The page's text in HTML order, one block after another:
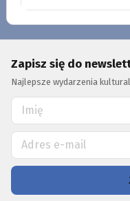
Zapisz się do
Najlepsze wydarzenia